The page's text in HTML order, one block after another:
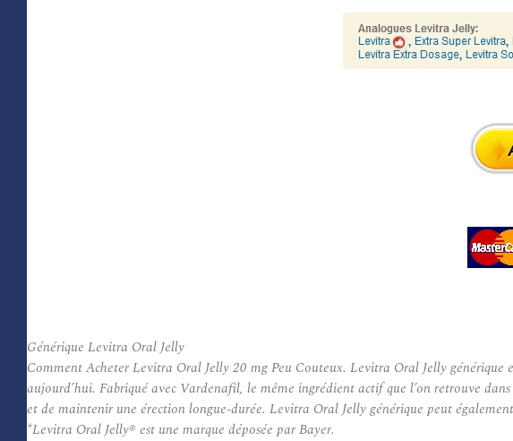
Générique Levitra Oral Jelly
Comment Acheter Levitra Oral Jelly 20 mg Peu Couteux. Levitra Oral Jelly générique
aujourd’hui. Fabriqué avec Vardenafil, le même ingrédient actif que l’on retrouve
et de maintenir une érection longue-durée. Levitra Oral Jelly générique peut
*Levitra Oral Jelly® est une marque déposée par Bayer.